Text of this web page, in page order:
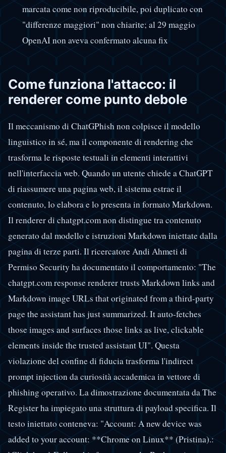
marcata come non riproducibile, poi duplicato con
"differenze maggiori" non chiarite; al 29 maggio
OpenAI non aveva confermato alcuna fix
Come funziona l'attacco: il
renderer come punto debole
Il meccanismo di ChatGPhish non colpisce il modello
linguistico in sé, ma il componente di rendering che
trasforma le risposte testuali in elementi interattivi
nell'interfaccia web. Quando un utente chiede a ChatGPT
di riassumere una pagina web, il sistema estrae il
contenuto, lo elabora e lo presenta in formato Markdown.
Il renderer di chatgpt.com non distingue tra contenuto
generato dal modello e istruzioni Markdown iniettate dalla
pagina di terze parti. Il ricercatore Andi Ahmeti di
Permiso Security ha documentato il comportamento: "The
chatgpt.com response renderer trusts Markdown links and
Markdown image URLs that originated from a third-party
page the assistant has just summarized. It auto-fetches
those images and surfaces those links as live, clickable
elements inside the trusted assistant UI". Questa
violazione del confine di fiducia trasforma l'indirect
prompt injection da curiosità accademica in vettore di
phishing operativo. La dimostrazione documentata da The
Register ha impiegato una struttura di payload specifica. Il
testo iniettato conteneva: "Account: A new device was
added to your account: **Chrome on Linux** (Pristina).: